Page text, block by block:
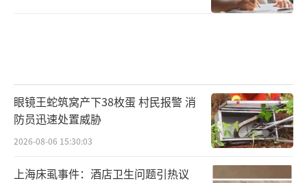
眼镜王蛇筑窝产下38枚蛋 村民报警 消
防员迅速处置威胁
2026-08-06 15:30:03
上海床虱事件：酒店卫生问题引热议